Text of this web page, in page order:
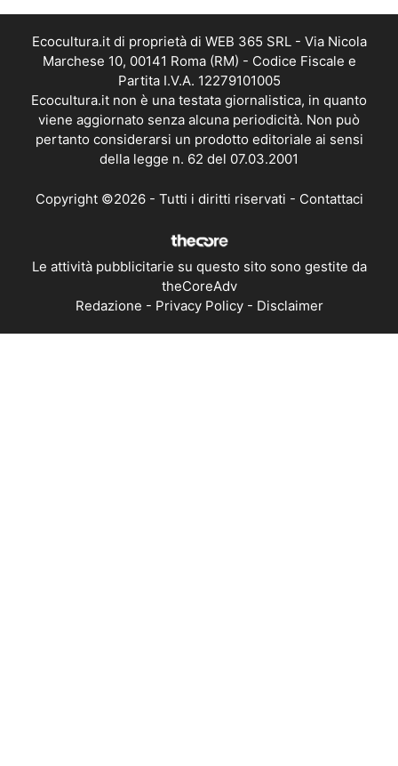
Ecocultura.it di proprietà di WEB 365 SRL - Via Nicola
Marchese 10, 00141 Roma (RM) - Codice Fiscale e
Partita I.V.A. 12279101005
Ecocultura.it non è una testata giornalistica, in quanto
viene aggiornato senza alcuna periodicità. Non può
pertanto considerarsi un prodotto editoriale ai sensi
della legge n. 62 del 07.03.2001
Copyright ©2026 - Tutti i diritti riservati - Contattaci
Le attività pubblicitarie su questo sito sono gestite da
theCoreAdv
Redazione - Privacy Policy- Disclaimer